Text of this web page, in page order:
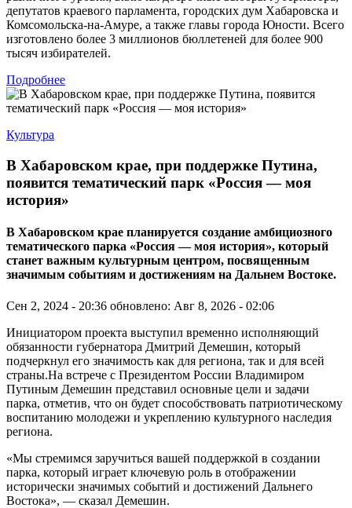
депутатов краевого парламента, городских дум Хабаровска и
Комсомольска-на-Амуре, а также главы города Юности. Всего
изготовлено более 3 миллионов бюллетеней для более 900
тысяч избирателей.
Подробнее
Культура
В Хабаровском крае, при поддержке Путина,
появится тематический парк «Россия — моя
история»
В Хабаровском крае планируется создание амбициозного
тематического парка «Россия — моя история», который
станет важным культурным центром, посвященным
значимым событиям и достижениям на Дальнем Востоке.
Сен 2, 2024 - 20:36 обновлено: Авг 8, 2026 - 02:06
Инициатором проекта выступил временно исполняющий
обязанности губернатора Дмитрий Демешин, который
подчеркнул его значимость как для региона, так и для всей
страны.На встрече с Президентом России Владимиром
Путиным Демешин представил основные цели и задачи
парка, отметив, что он будет способствовать патриотическому
воспитанию молодежи и укреплению культурного наследия
региона.
«Мы стремимся заручиться вашей поддержкой в создании
парка, который играет ключевую роль в отображении
исторически значимых событий и достижений Дальнего
Востока», — сказал Демешин.